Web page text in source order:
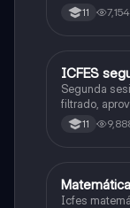
11 7,154
ICFES:
ICFES
Segunda
filtrado,
poder
carrera con
11
ICFES:
Icfes